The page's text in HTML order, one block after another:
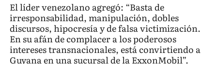
El líder venezolano agregó: “Basta de
irresponsabilidad, manipulación, dobles
discursos, hipocresía y de falsa victimización.
En su afán de complacer a los poderosos
intereses transnacionales, está convirtiendo a
Guyana en una sucursal de la ExxonMobil”.